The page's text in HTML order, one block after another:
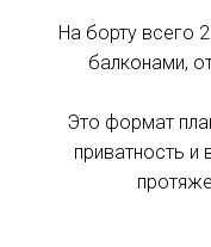
На борту всего
балконами,
Это формат
приватность и